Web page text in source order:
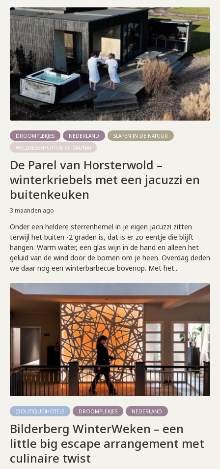
DROOMPLEKJES NEDERLAND
SLAPEN IN DE NATUUR
WELLNESS (HOTTUB OF SAUNA)
De Parel van Horsterwold –
winterkriebels met een jacuzzi en
buitenkeuken
3 maanden ago
Onder een heldere sterrenhemel in je eigen jacuzzi zitten
terwijl het buiten -2 graden is, dat is er zo eentje die blijft
hangen. Warm water, een glas wijn in de hand en alleen het
geluid van de wind door de bomen om je heen. Overdag deden
we daar nog een winterbarbecue bovenop. Met het...
(BOUTIQUE)HOTELS DROOMPLEKJES NEDERLAND
Bilderberg WinterWeken – een
little big escape arrangement met
culinaire twist